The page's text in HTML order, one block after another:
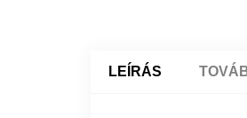
LEÍRÁS